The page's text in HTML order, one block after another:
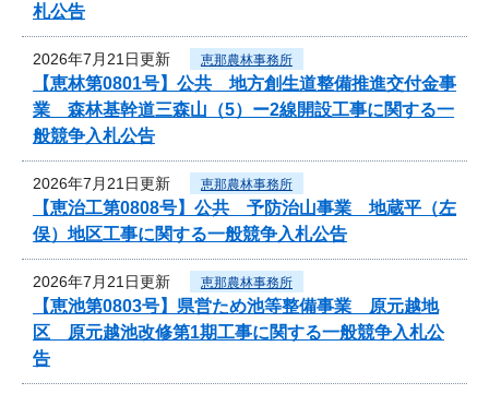
札公告
2026年7月21日更新 恵那農林事務所
【恵林第0801号】公共 地方創生道整備推進交付金事
業 森林基幹道三森山（5）ー2線開設工事に関する一
般競争入札公告
2026年7月21日更新 恵那農林事務所
【恵治工第0808号】公共 予防治山事業 地蔵平（左
俣）地区工事に関する一般競争入札公告
2026年7月21日更新 恵那農林事務所
【恵池第0803号】県営ため池等整備事業 原元越地
区 原元越池改修第1期工事に関する一般競争入札公
告